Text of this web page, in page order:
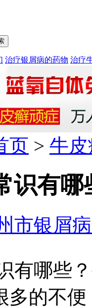
治疗银屑病的药物 治疗
页 > 牛
识有哪
市银屑
有哪些
多的不